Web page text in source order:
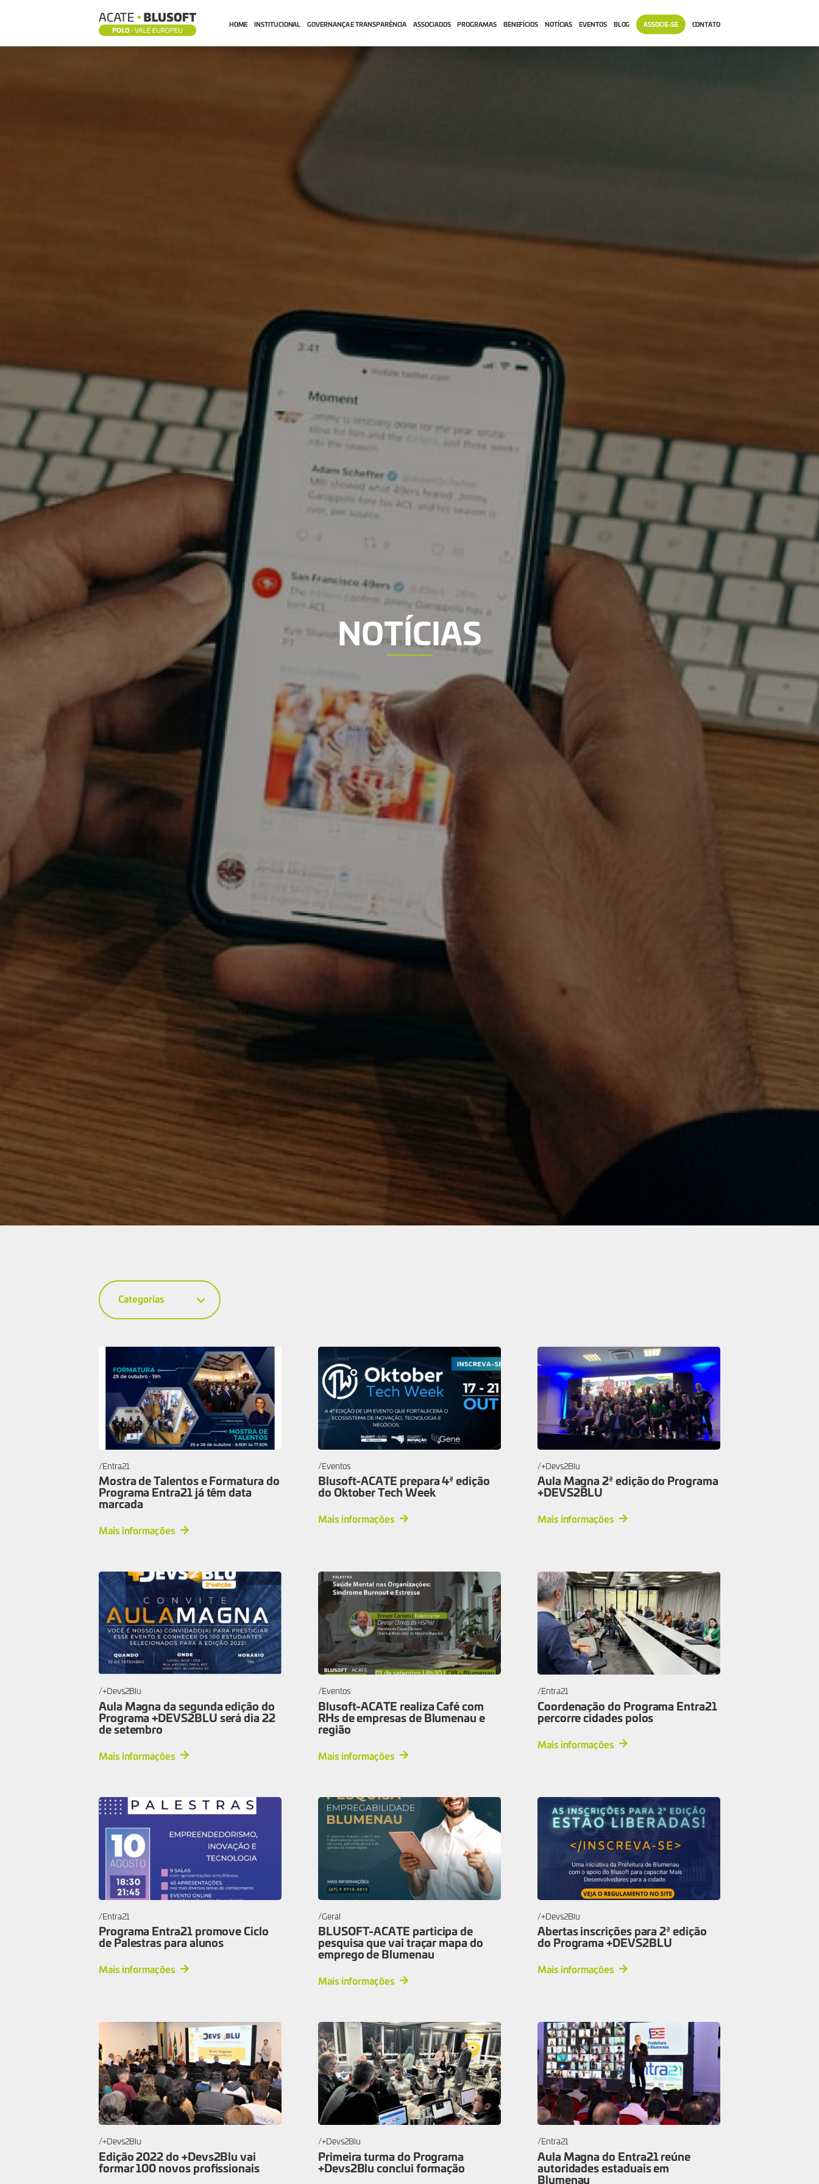
HOME INSTITUCIONAL GOVERNANÇA E TRANSPARÊNCIA ASSOCIADOS PROGRAMAS BENEFÍCIOS NOTÍCIAS EVENTOS BLOG ASSOCIE-SE CONTATO
NOTÍCIAS
Categorias
Entra21
Mostra de Talentos e Formatura do
Programa Entra21 já têm data
marcada
Mais informações
Eventos
Blusoft-ACATE prepara 4ª edição
do Oktober Tech Week
Mais informações
+Devs2Blu
Aula Magna 2ª edição do Programa
+DEVS2BLU
Mais informações
+Devs2Blu
Aula Magna da segunda edição do
Programa +DEVS2BLU será dia 22
de setembro
Mais informações
Eventos
Blusoft-ACATE realiza Café com
RHs de empresas de Blumenau e
região
Mais informações
Entra21
Coordenação do Programa Entra21
percorre cidades polos
Mais informações
Entra21
Programa Entra21 promove Ciclo
de Palestras para alunos
Mais informações
Geral
BLUSOFT-ACATE participa de
pesquisa que vai traçar mapa do
emprego de Blumenau
Mais informações
+Devs2Blu
Abertas inscrições para 2ª edição
do Programa +DEVS2BLU
Mais informações
+Devs2Blu
Edição 2022 do +Devs2Blu vai
formar 100 novos profissionais
+Devs2Blu
Primeira turma do Programa
+Devs2Blu conclui formação
Entra21
Aula Magna do Entra21 reúne
autoridades estaduais em
Blumenau